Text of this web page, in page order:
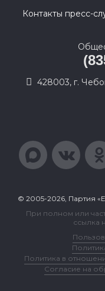
Контакты пресс-
428003, г.
© 2005-2026, Партия
При полном или
ссылка
Политика в
Согласие на